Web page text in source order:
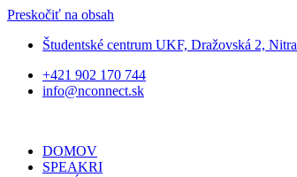
Preskočiť na obsah
Študentské centrum UKF, Dražovská 2, Nitra
+421 902 170 744
info@nconnect.sk
DOMOV
SPEAKRI